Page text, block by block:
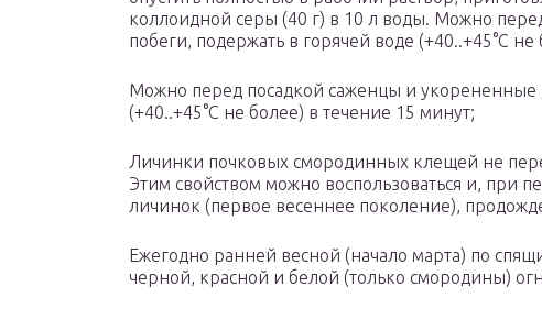
коллоидной серы (40 г) в 10 л воды. Можно
побеги, подержать в горячей воде (+40..+45°С
Можно перед посадкой саженцы и укорененные
(+40..+45°С не более) в течение 15 минут;
Личинки почковых смородинных клещей не
Этим свойством можно воспользоваться и, при
личинок (первое весеннее поколение),
Ежегодно ранней весной (начало марта) по
черной, красной и белой (только смородины)